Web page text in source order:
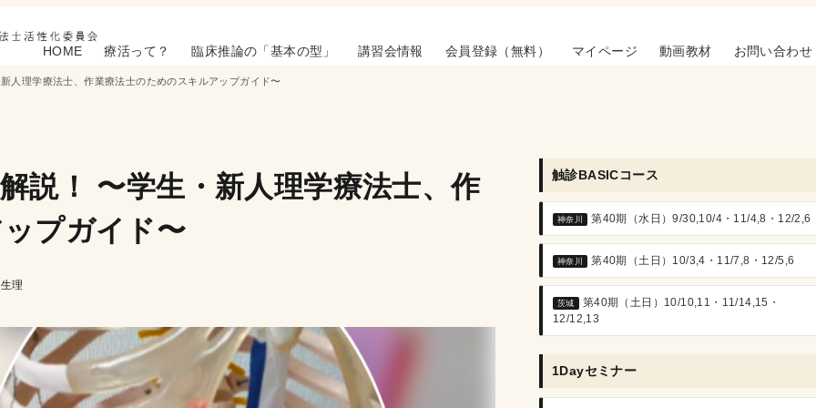
HOME 療活って？ 臨床推論の「基本の型」 講習会情報 会員登録（無料） マイページ 動画教材 お問い合わせ
人理学療法士、作業療法士のためのスキルアップガイド〜
説！ 〜学生・新人理学療法士、作
プガイド〜
理
触診BASICコース
神奈川 第40期（水日）9/30,10/4・11/4,8・12/2,6
神奈川 第40期（土日）10/3,4・11/7,8・12/5,6
茨城
第40期（土日）10/10,11・11/14,15・
12/12,13
1Dayセミナー